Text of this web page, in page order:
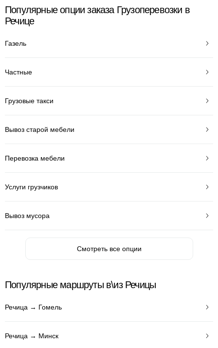
Популярные опции заказа Грузоперевозки в
Речице
Газель
Частные
Грузовые такси
Вывоз старой мебели
Перевозка мебели
Услуги грузчиков
Вывоз мусора
Смотреть все опции
Популярные маршруты в\из Речицы
Речица → Гомель
Речица → Минск